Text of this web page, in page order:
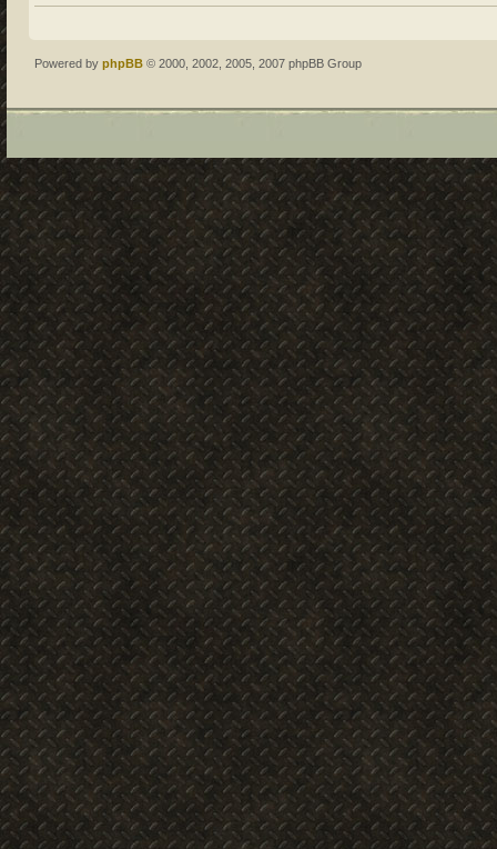
Powered by phpBB © 2000, 2002, 2005, 2007 phpBB Group